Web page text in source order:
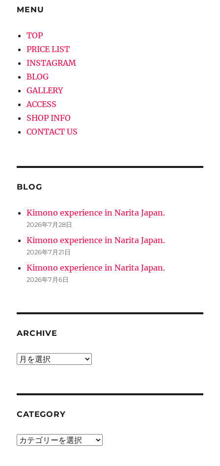
MENU
TOP
PRICE LIST
INSTAGRAM
BLOG
GALLERY
ACCESS
SHOP INFO
CONTACT US
BLOG
Kimono experience in Narita Japan.
2026年7月28日
Kimono experience in Narita Japan.
2026年7月21日
Kimono experience in Narita Japan.
2026年7月6日
ARCHIVE
ARCHIVE
CATEGORY
CATEGORY